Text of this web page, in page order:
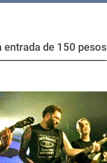
entrada de 150 pesos